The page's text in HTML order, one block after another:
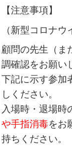
【注意事項】
（新型コロナ
顧問の先生（ま
調確認をお願い
下記に示す参加
しください。
入場時・退場時
や手指消毒をお
持ちください。